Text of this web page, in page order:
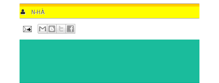
AUTHOR
N-HÀ
DATE
10:38 AM